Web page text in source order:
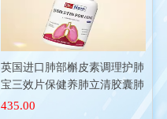
英国进口肺部槲皮素调理护肺
宝三效片保健养肺立清胶囊肺
动力二氢
435.00